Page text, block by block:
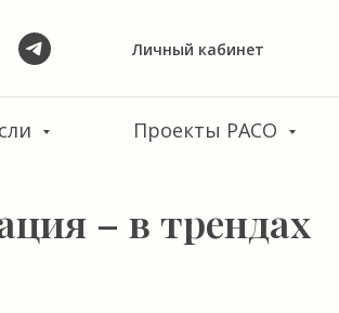
Личный кабинет
Проекты РАСО
– в трендах